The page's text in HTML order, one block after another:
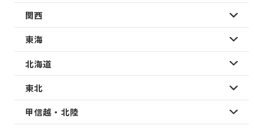
関西
東海
北海道
東北
甲信越・北陸